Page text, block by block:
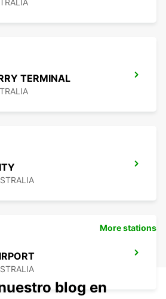
TERMINAL
More stations
blog en